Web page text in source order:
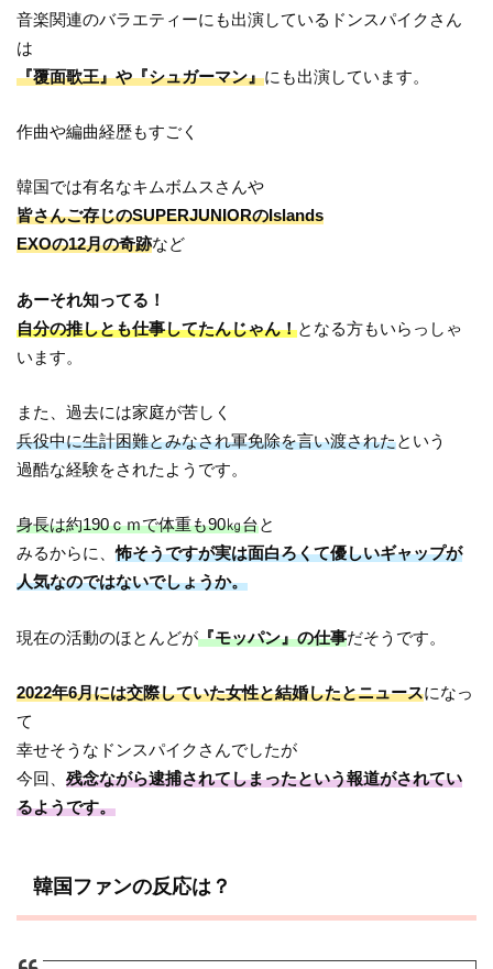
音楽関連のバラエティーにも出演しているドンスパイクさん
は
『覆面歌王』や『シュガーマン』にも出演しています。
作曲や編曲経歴もすごく
韓国では有名なキムボムスさんや
皆さんご存じのSUPERJUNIORのIslands
EXOの12月の奇跡など
あーそれ知ってる！
自分の推しとも仕事してたんじゃん！となる方もいらっしゃ
います。
また、過去には家庭が苦しく
兵役中に生計困難とみなされ軍免除を言い渡されたという
過酷な経験をされたようです。
身長は約190ｃｍで体重も90㎏台と
みるからに、怖そうですが実は面白ろくて優しいギャップが
人気なのではないでしょうか。
現在の活動のほとんどが『モッパン』の仕事だそうです。
2022年6月には交際していた女性と結婚したとニュースになっ
て
幸せそうなドンスパイクさんでしたが
今回、残念ながら逮捕されてしまったという報道がされてい
るようです。
韓国ファンの反応は？